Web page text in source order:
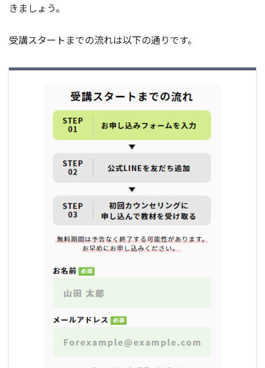
きましょう。
受講スタートまでの流れは以下の通りです。